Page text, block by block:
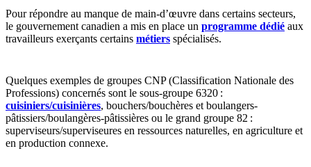
Pour répondre au manque de main-d’œuvre dans certains secteurs,
le gouvernement canadien a mis en place un programme dédié aux
travailleurs exerçants certains métiers spécialisés.
Quelques exemples de groupes CNP (Classification Nationale des
Professions) concernés sont le sous-groupe 6320 :
cuisiniers/cuisinières, bouchers/bouchères et boulangers-
pâtissiers/boulangères-pâtissières ou le grand groupe 82 :
superviseurs/superviseures en ressources naturelles, en agriculture et
en production connexe.